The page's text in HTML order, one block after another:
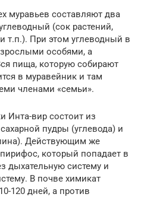
муравьев составляют два
(сок растений,
т.п.). При этом углеводный в
особями, а
пища, которую собирают
в муравейник и там
членами «семьи».
Инта-вир состоит из
пудры (углевода) и
Действующим же
который попадает в
дыхательную систему и
В почве химикат
120 дней, а против